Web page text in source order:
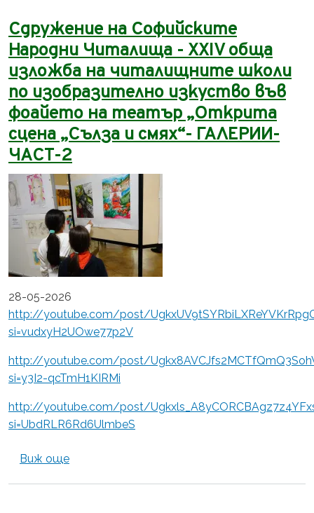
Сдружение на Софийските
Народни Читалища - XXIV обща
изложба на читалищните школи
по изобразително изкуство във
фоайето на театър „Открита
сцена „Сълза и смях“- ГАЛЕРИИ-
ЧАСТ-2
28-05-2026
http://youtube.com/post/
si=vudxyH2UOwe77p2V
http://youtube.com/post/
si=y3I2-qcTmH1KIRMi
http://youtube.com/post/
si=UbdRLR6Rd6UlmbeS
Виж ощеabout Сдружение на Софийските Народни